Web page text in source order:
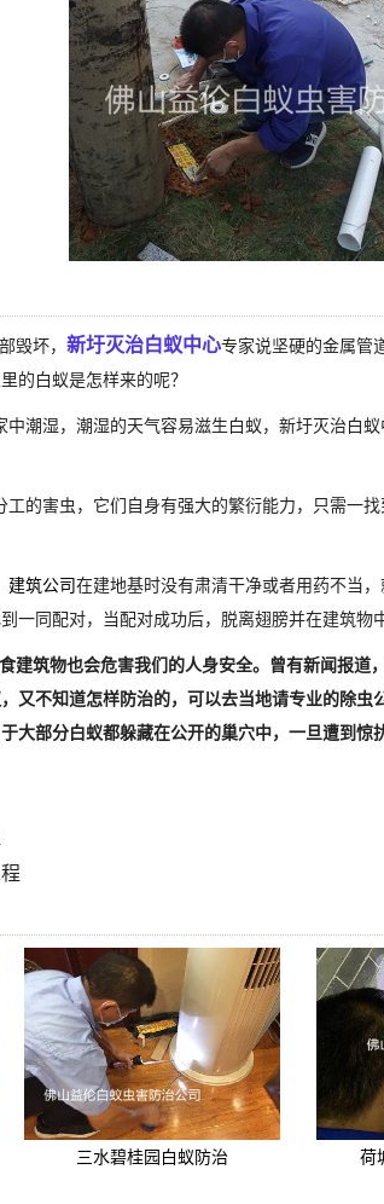
毁坏， 新圩灭治白蚁中心专家说坚硬的金属管
的白蚁是怎样来的呢？
潮湿，潮湿的天气容易滋生白蚁，新圩灭治白
的害虫，它们自身有强大的繁衍能力，只需一
建筑公司在建地基时没有肃清干净或者用药不当
一同配对，当配对成功后，脱离翅膀并在建筑物
建筑物也会危害我们的人身安全。曾有新闻报
又不知道怎样防治的，可以去当地请专业的除
大部分白蚁都躲藏在公开的巢穴中，一旦遭到
三水碧桂园白蚁防治 荷